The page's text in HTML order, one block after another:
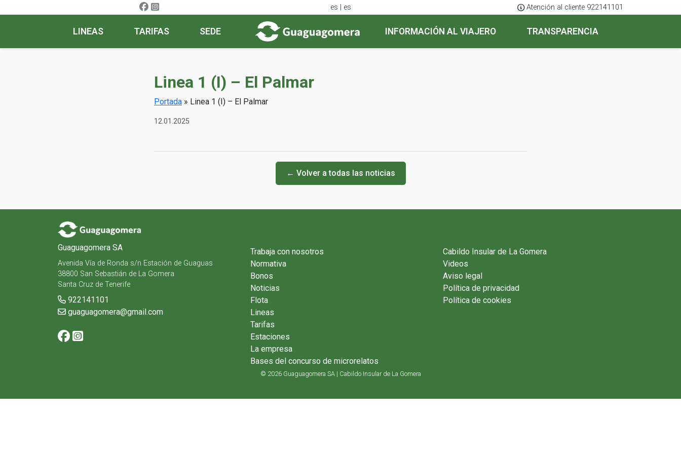
es | es Atención al cliente 922141101
LINEAS TARIFAS SEDE INFORMACIÓN AL VIAJERO TRANSPARENCIA
Linea 1 (I) – El Palmar
Portada » Linea 1 (I) – El Palmar
12.01.2025
← Volver a todas las noticias
Guaguagomera SA
Avenida Vía de Ronda s/n Estación de Guaguas
38800 San Sebastián de La Gomera
Santa Cruz de Tenerife
922141101
guaguagomera@gmail.com
Trabaja con nosotros
Normativa
Bonos
Noticias
Flota
Lineas
Tarifas
Estaciones
La empresa
Bases del concurso de microrelatos
Cabildo Insular de La Gomera
Videos
Aviso legal
Política de privacidad
Política de cookies
© 2026 Guaguagomera SA | Cabildo Insular de La Gomera